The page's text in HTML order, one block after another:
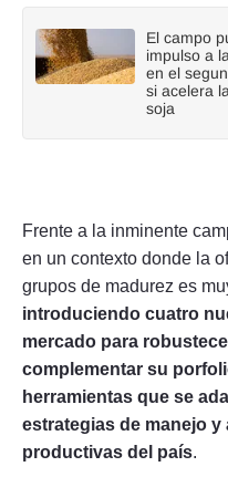
El campo
impulso a
en el
si acelera
soja
Frente a la inminente
en un contexto donde la
grupos de madurez es
introduciendo cuatro
mercado para
complementar su
herramientas que se
estrategias de manejo
productivas del país.